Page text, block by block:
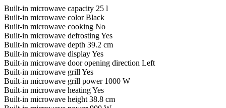
Built-in microwave capacity 25 l
Built-in microwave color Black
Built-in microwave cooking No
Built-in microwave defrostingYes
Built-in microwave depth 39.2 cm
Built-in microwave displayYes
Built-in microwave door opening direction Left
Built-in microwave grillYes
Built-in microwave grill power 1000 W
Built-in microwave heatingYes
Built-in microwave height 38.8 cm